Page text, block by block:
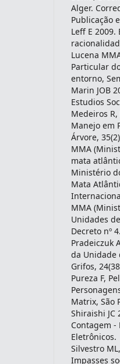
Alger.
Publicação
Leff E
Lucena
Particular
entorno,
Marin JOB
Estudios
Medeiros
Manejo em
Árvore,
MMA
mata
Ministério
Mata
MMA
Unidades
Decreto nº
Pradeiczuk
da Unidade
Grifos,
Pureza F,
Matrix, São
Shiraishi JC
Contagem -
Eletrônicos.
Silvestro
Impasses